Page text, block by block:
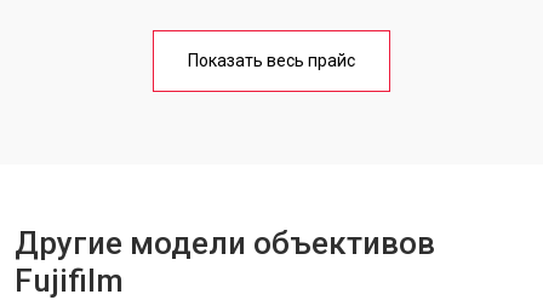
Показать весь прайс
Другие модели объективов
Fujifilm